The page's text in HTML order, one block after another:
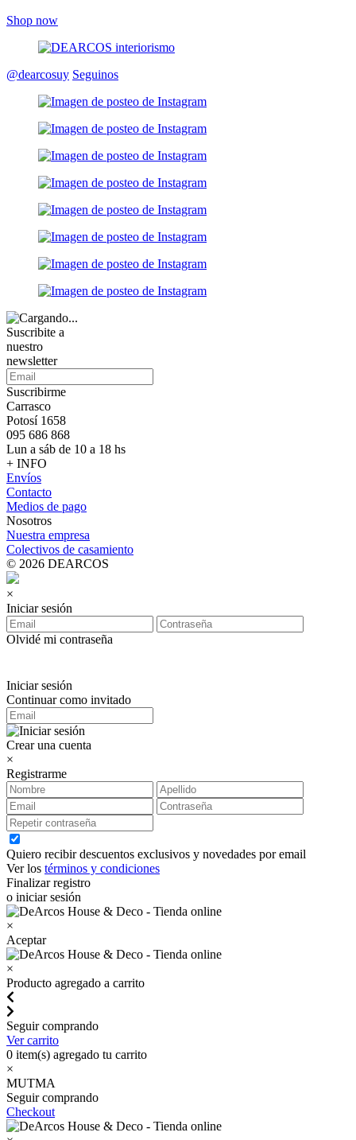
Shop now
@dearcosuy Seguinos
Suscribite a
nuestro
newsletter
Suscribirme
Carrasco
Potosí 1658
095 686 868
Lun a sáb de 10 a 18 hs
+ INFO
Envíos
Contacto
Medios de pago
Nosotros
Nuestra empresa
Colectivos de casamiento
© 2026 DEARCOS
×
Iniciar sesión
Olvidé mi contraseña
Iniciar sesión
Continuar como invitado
Crear una cuenta
×
Registrarme
Quiero recibir descuentos exclusivos y novedades por email
Ver los términos y condiciones
Finalizar registro
o iniciar sesión
×
Aceptar
×
Producto agregado a carrito
Seguir comprando
Ver carrito
0 item(s) agregado tu carrito
×
MUTMA
Seguir comprando
Checkout